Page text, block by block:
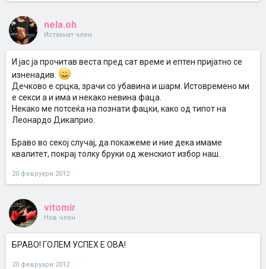
nela.oh
Истакнат член
И јас ја прочитав веста пред сат време и ептен пријатно се
изненадив.
Дечково е срцка, зрачи со убавина и шарм. Истовремено ми
е секси а и има и некако невина фаца.
Некако ме потсеќа на познати фацки, како од типот на
Леонардо Дикаприо.
Браво во секој случај, да покажеме и ние дека имаме
квалитет, покрај толку бруки од женскиот избор наш.
20 февруари 2012
vitomir
Нов член
БРАВО! ГОЛЕМ УСПЕХ Е ОВА!
20 февруари 2012